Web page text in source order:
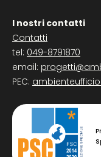
I nostri contatti
Contatti
tel: 049-8791870
email:
PEC: